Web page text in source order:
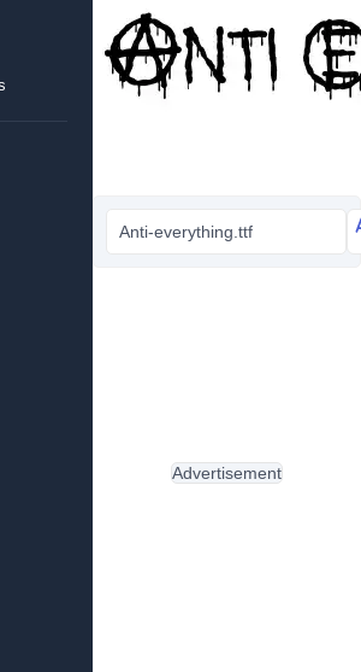
Anti-everything.ttf
Advertisement